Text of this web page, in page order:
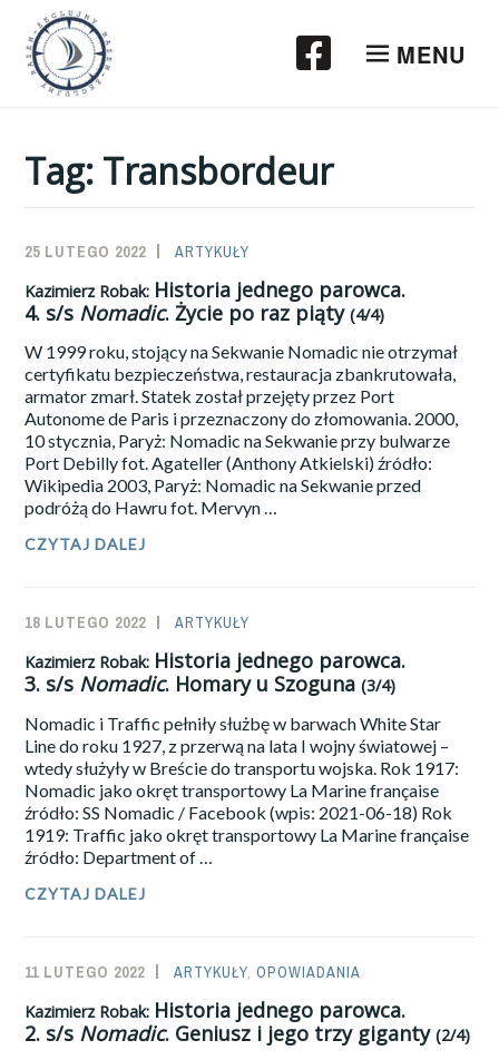
Przeskocz
treści
MENU
Tag: Transbordeur
25 LUTEGO 2022
SAILOR-
ADMIN
ARTYKUŁY
Kazimierz Robak: Historia jednego parowca.
4. s/s Nomadic. Życie po raz piąty (4/4)
W 1999 roku, stojący na Sekwanie Nomadic nie otrzymał
certyfikatu bezpieczeństwa, restauracja zbankrutowała,
armator zmarł. Statek został przejęty przez Port
Autonome de Paris i przeznaczony do złomowania. 2000,
10 stycznia, Paryż: Nomadic na Sekwanie przy bulwarze
Port Debilly fot. Agateller (Anthony Atkielski) źródło:
Wikipedia 2003, Paryż: Nomadic na Sekwanie przed
podróżą do Hawru fot. Mervyn …
CZYTAJ DALEJ
PAROWCA.
S/S
NOMADIC.
PO
RAZ
PIĄTY
(4/4)
18 LUTEGO 2022
SAILOR-
ADMIN
ARTYKUŁY
Kazimierz Robak: Historia jednego parowca.
3. s/s Nomadic. Homary u Szoguna (3/4)
Nomadic i Traffic pełniły służbę w barwach White Star
Line do roku 1927, z przerwą na lata I wojny światowej –
wtedy służyły w Breście do transportu wojska. Rok 1917:
Nomadic jako okręt transportowy La Marine française
źródło: SS Nomadic / Facebook (wpis: 2021-06-18) Rok
1919: Traffic jako okręt transportowy La Marine française
źródło: Department of …
CZYTAJ DALEJ
PAROWCA.
S/S
NOMADIC.
11 LUTEGO 2022
SAILOR-
ADMIN
ARTYKUŁY ,OPOWIADANIA
Kazimierz Robak: Historia jednego parowca.
2. s/s Nomadic. Geniusz i jego trzy giganty(2/4)